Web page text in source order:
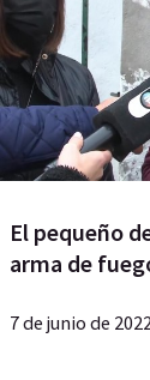
El pequeño
arma de
7 de junio de